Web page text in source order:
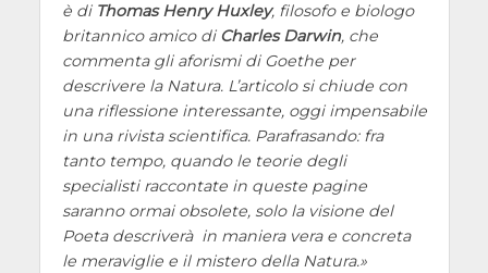
è di Thomas Henry Huxley, filosofo e biologo
britannico amico di Charles Darwin, che
commenta gli aforismi di Goethe per
descrivere la Natura. L’articolo si chiude con
una riflessione interessante, oggi impensabile
in una rivista scientifica. Parafrasando: fra
tanto tempo, quando le teorie degli
specialisti raccontate in queste pagine
saranno ormai obsolete, solo la visione del
Poeta descriverà in maniera vera e concreta
le meraviglie e il mistero della Natura.